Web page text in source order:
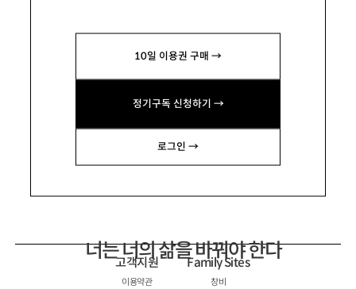
10일 이용권 구매 →
정기구독 신청하기 →
로그인 →
『작은 겁쟁이 겁쟁이 새로운 파티』 『야간 경비원
의 일기』 『모든 것은 영원했다』 『…스크롤!』 등이
hier910@gmail.com
너는 너의 삶을 바꿔야 한다
고객지원
이용약관
Family Sites
창비